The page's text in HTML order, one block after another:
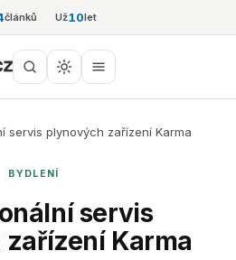
článků Už10let
servis plynových zařízení Karma
BYDLENÍ
servis
Karma